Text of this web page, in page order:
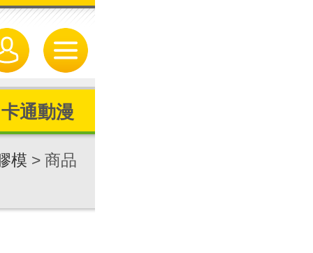
卡通動漫
模 > 商品